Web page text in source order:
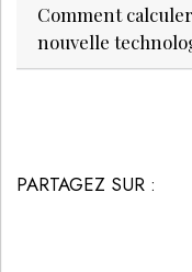
Comment
nouvelle
PARTAGEZ SUR :